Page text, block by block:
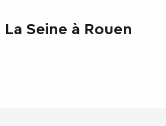
La Seine à Rouen